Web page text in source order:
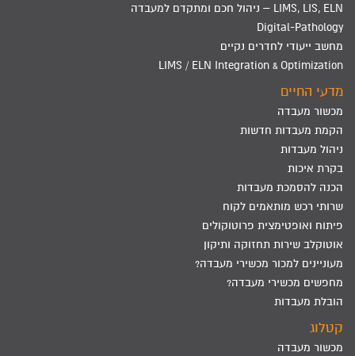
LIMS, LIS, ELN – ניהול חכם ומתקדם למעבדה
Digital-Pathology
מחשב ייעודי לחדרים נקיים
LIMS / ELN Integration & Optimization
מדעי החיים
מכשור מעבדה
הקמת מעבדות חדשות
ניהול מעבדות
בקרת איכות
הכנה להסמכת מעבדות
שרותי רכש מותאמים לקוח
פיתוח ואופטימצית פרוטוקולים
אוטוקלב שירות תחזוקה ותיקון
מעוניינים למכור מכשירי מעבדה?
מחפשים מכשירי מעבדה?
הובלת מעבדות
קטלוג
מכשור מעבדה